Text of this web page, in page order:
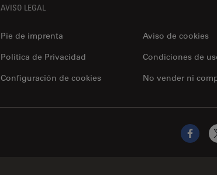
AVISO LEGAL
Pie de imprenta
Aviso de cookies
Politica de Privacidad
No vender ni
Condiciones de
Configuración de cookies